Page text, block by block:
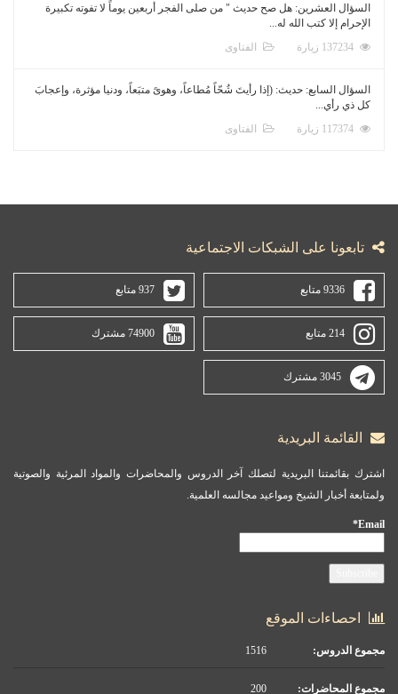
السؤال العشرين: هل صح حديث " من صلى الفجر أربعين يوماً لا تفوته تكبيرة
الإحرام إلا كتب الله له...
الفتاوى
السؤال السابع: حديث: (إذا رأيتَ شُحّاً مُطاعاً، وهوىً متبَعاً، ودنيا مؤثرة، وإعجابَ
كل ذي رأي...
الفتاوى
تابعونا على الشبكات الاجتماعية
9336 متابع 937 متابع
214 متابع 74900 مشترك
3045 مشترك
القائمة البريدية
اشترك بقائمتنا البريدية لتصلك آخر الدروس والمحاضرات والمواد المرئية والصوتية
ولمتابعة أخبار الشيخ ومواعيد مجالسه العلمية.
Email*
احصاءات الموقع
مجموع الدروس:
مجموع المحاضرات: